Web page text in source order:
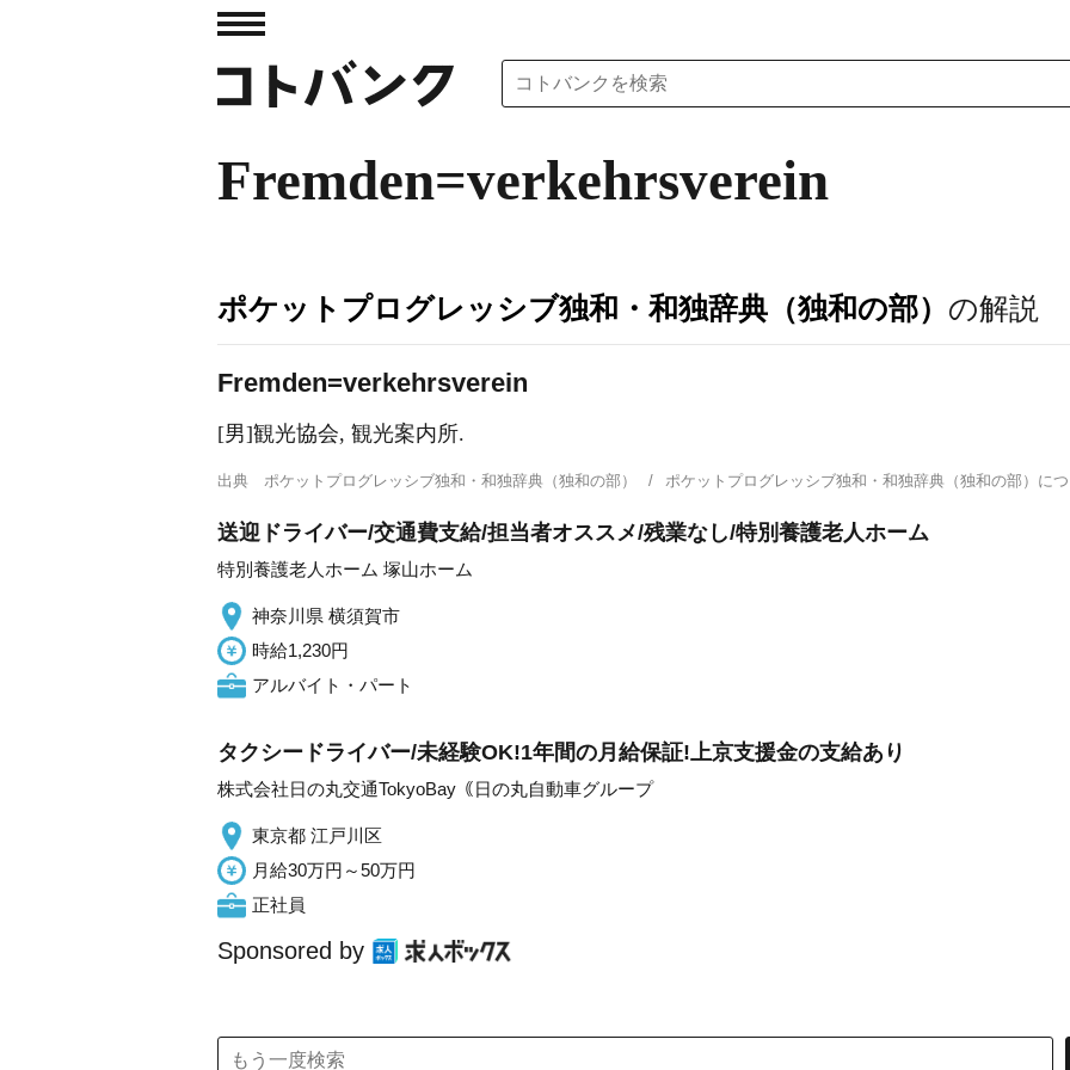
Fremden=verkehrsverein
ポケットプログレッシブ独和・和独辞典（独和の部） の解説
Fremden=verkehrsverein
[男]観光協会, 観光案内所.
出典 ポケットプログレッシブ独和・和独辞典（独和の部） ポケットプログレッシブ独和・和独辞典（独和の部）
送迎ドライバー/交通費支給/担当者オススメ/残業なし/特別養護老人ホーム
特別養護老人ホーム 塚山ホーム
神奈川県 横須賀市
時給1,230円
アルバイト・パート
タクシードライバー/未経験OK!1年間の月給保証!上京支援金の支給あり
株式会社日の丸交通TokyoBay｟日の丸自動車グループ
東京都 江戸川区
月給30万円～50万円
正社員
Sponsored by